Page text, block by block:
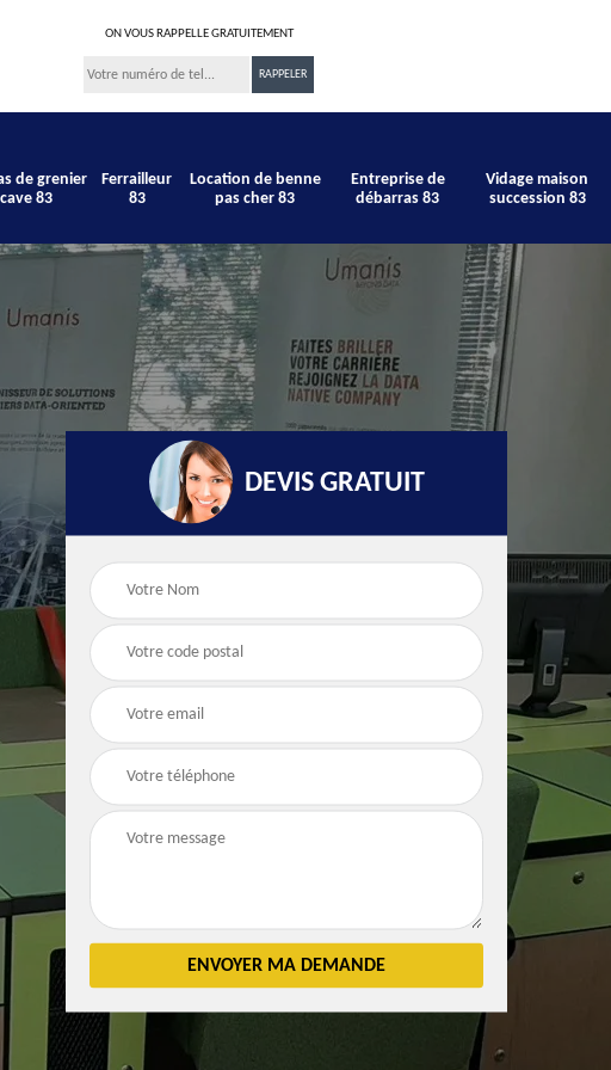
ON VOUS RAPPELLE GRATUITEMENT
de grenier
83
Ferrailleur
83
Location de benne
pas cher 83
Entreprise de
débarras 83
Vidage maison
succession 83
maison 83
Débarras
d'appartement 83
Débarras de grenier et
cave 83
DEVIS GRATUIT